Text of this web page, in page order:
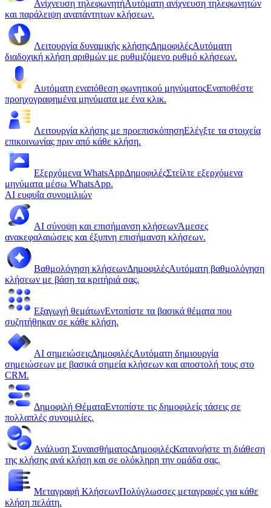
Ανίχνευση τηλεφωνητήΑυτόματη ανίχνευση τηλεφωνητών
και παράλειψη αναπάντητων κλήσεων.
Λειτουργία δυναμικής κλήσηςΔημοφιλέςΑυτόματη
διαδοχική κλήση αριθμών με ρυθμιζόμενο ρυθμό κλήσεων.
Αυτόματη εναπόθεση φωνητικού μηνύματοςΕναποθέστε
προηχογραφημένα μηνύματα με ένα κλικ.
Λειτουργία κλήσης με προεπισκόπησηΕλέγξτε τα στοιχεία
επικοινωνίας πριν από κάθε κλήση.
Εξερχόμενα WhatsAppΔημοφιλέςΣτείλτε εξερχόμενα
μηνύματα μέσω WhatsApp.
AI ευφυΐα συνομιλιών
AI σύνοψη και επισήμανση κλήσεωνΆμεσες
ανακεφαλαιώσεις και έξυπνη επισήμανση κλήσεων.
Βαθμολόγηση κλήσεωνΔημοφιλέςΑυτόματη βαθμολόγηση
κλήσεων με βάση τα κριτήριά σας.
Εξαγωγή θεμάτωνΕντοπίστε τα βασικά θέματα που
συζητήθηκαν σε κάθε κλήση.
AI σημειώσειςΔημοφιλέςΑυτόματη δημιουργία
σημειώσεων με βασικά σημεία κλήσεων και αποστολή τους στο
CRM.
Δημοφιλή ΘέματαΕντοπίστε τις δημοφιλείς τάσεις σε
πολλαπλές συνομιλίες.
Ανάλυση ΣυναισθήματοςΔημοφιλέςΚατανοήστε τη διάθεση
της κλήσης ανά κλήση και σε ολόκληρη την ομάδα σας.
Μεταγραφή ΚλήσεωνΠολύγλωσσες μεταγραφές για κάθε
κλήση πελάτη.